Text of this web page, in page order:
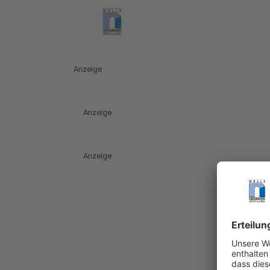
Anzeige
Anzeige
Anzeige